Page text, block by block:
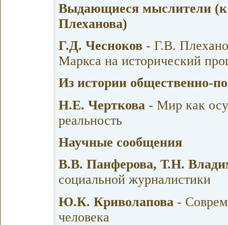
Выдающиеся мыслители (к
Плеханова)
Г.Д. Чесноков - Г.В.
Маркса на исторический
Из истории общественно-
Н.Е. Черткова - Мир как
реальность
Научные сообщения
В.В. Панферова, Т.Н.
социальной журналистики
Ю.К. Криволапова -
человека